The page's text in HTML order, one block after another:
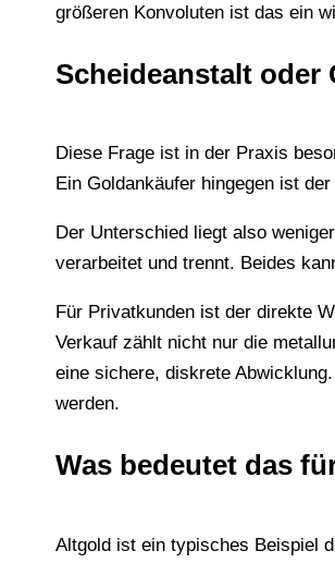
größeren Konvoluten ist das ein
Scheideanstalt oder
Diese Frage ist in der Praxis
Ein Goldankäufer hingegen ist
Der Unterschied liegt also
verarbeitet und trennt. Beides
Für Privatkunden ist der direkte
Verkauf zählt nicht nur die
eine sichere, diskrete
werden.
Was bedeutet das
Altgold ist ein typisches Beispiel